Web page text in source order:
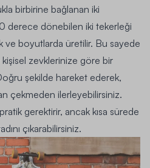
birbirine bağlanan iki
​​derece dönebilen iki tekerleği
ve boyutlarda üretilir. Bu sayede
zevklerinize göre bir
şekilde hareket ederek,
çekmeden ilerleyebilirsiniz.
gerektirir, ancak kısa sürede
çıkarabilirsiniz.